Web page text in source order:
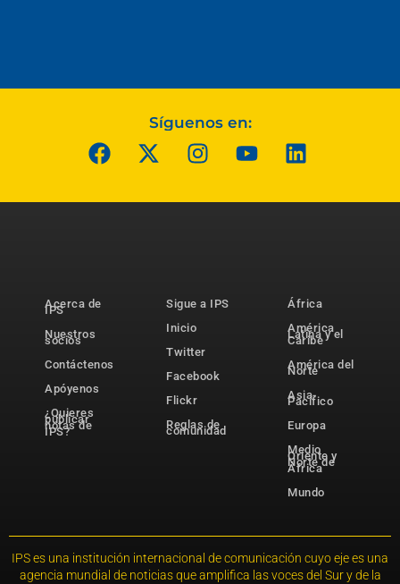
Síguenos en:
Acerca de
IPS
Nuestros
socios
Contáctenos
Apóyenos
¿Quieres
publicar
notas de
IPS?
Sigue a IPS
Inicio
Twitter
Facebook
Flickr
Reglas de
comunidad
África
América
Latina y el
Caribe
América del
Norte
Asia-
Pacífico
Europa
Medio
Oriente y
Norte de
África
Mundo
IPS es una institución internacional de comunicación cuyo eje es una
agencia mundial de noticias que amplifica las voces del Sur y de la